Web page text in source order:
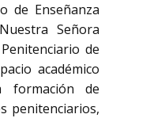
de Enseñanza
Señora
de
académico
formación de
penitenciarios,